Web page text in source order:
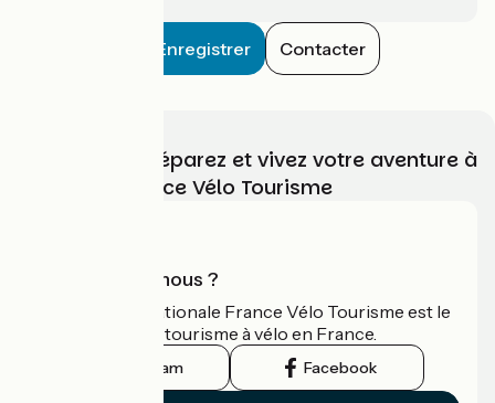
Enregistrer Contacter
Choisissez, préparez et vivez votre aventure à
vélo avec France Vélo Tourisme
Qui sommes-nous ?
L'association nationale France Vélo Tourisme est le
guide officiel du tourisme à vélo en France.
Instagram Facebook